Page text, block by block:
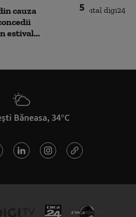
5
cauza
estival...
Băneasa, 34°C